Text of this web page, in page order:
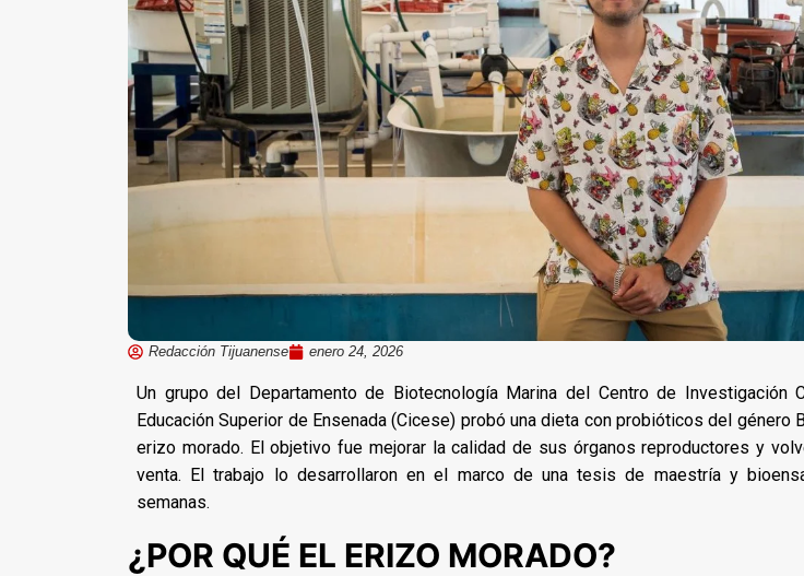
Redacción Tijuanense enero 24, 2026
Un grupo del Departamento de Biotecnología Marina del Centro de Investigación
Educación Superior de Ensenada (Cicese) probó una dieta con probióticos del género
erizo morado. El objetivo fue mejorar la calidad de sus órganos reproductores y
venta. El trabajo lo desarrollaron en el marco de una tesis de maestría y
semanas.
¿POR QUÉ EL ERIZO MORADO?